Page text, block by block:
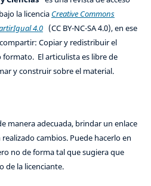
la licencia Creative Commons
4.0(CC BY-NC-SA 4.0), en ese
Copiar y redistribuir el
El articulista es libre de
y construir sobre el material.
manera adecuada, brindar un enlace
cambios. Puede hacerlo en
no de forma tal que sugiera que
de la licenciante.